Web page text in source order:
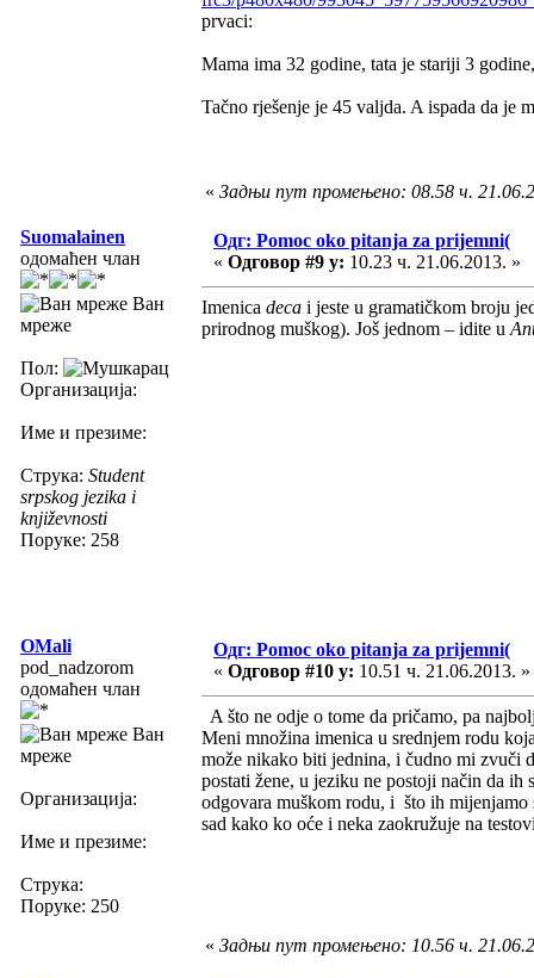
prvaci:
Mama ima 32 godine, tata je stariji 3
Tačno rješenje je 45 valjda. A ispada da je
« Задњи пут промењено: 08.58 ч.
Suomalainen
одомаћен члан
Ван
мреже
Пол:
Организација:
Име и презиме:
Струка: Student
srpskog jezika i
književnosti
Поруке: 258
Одг: Pomoc oko pitanja za prijemni(
« Одговор #9 у: 10.23 ч. 21.06.2013. »
Imenica deca i jeste u gramatičkom broju
prirodnog muškog). Još jednom – idite u
OMali
pod_nadzorom
одомаћен члан
Ван
мреже
Организација:
Име и презиме:
Струка:
Поруке: 250
Одг: Pomoc oko pitanja za prijemni(
« Одговор #10 у: 10.51 ч. 21.06.2013. »
A što ne odje o tome da pričamo, pa
Meni množina imenica u srednjem rodu
može nikako biti jednina, i čudno mi zvuči
postati žene, u jeziku ne postoji način da
odgovara muškom rodu, i što ih
sad kako ko oće i neka zaokružuje na
« Задњи пут промењено: 10.56 ч.